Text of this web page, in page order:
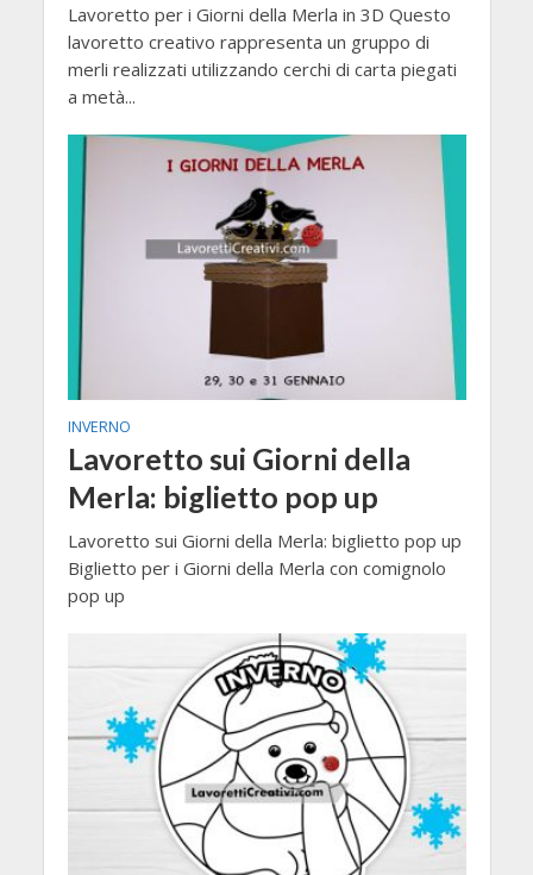
Lavoretto per i Giorni della Merla in 3D Questo
lavoretto creativo rappresenta un gruppo di
merli realizzati utilizzando cerchi di carta piegati
a metà...
INVERNO
Lavoretto sui Giorni della
Merla: biglietto pop up
Lavoretto sui Giorni della Merla: biglietto pop up
Biglietto per i Giorni della Merla con comignolo
pop up